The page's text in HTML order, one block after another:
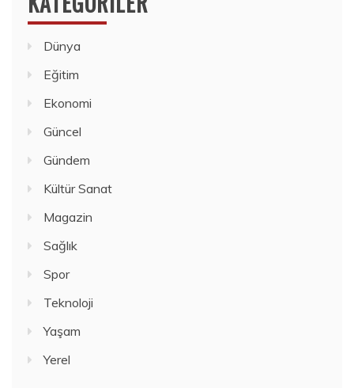
Dünya
Eğitim
Ekonomi
Güncel
Gündem
Kültür Sanat
Magazin
Sağlık
Spor
Teknoloji
Yaşam
Yerel